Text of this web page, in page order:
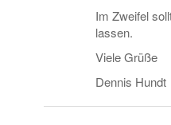
Im Zweifel
lassen.
Viele Grüße
Dennis Hundt